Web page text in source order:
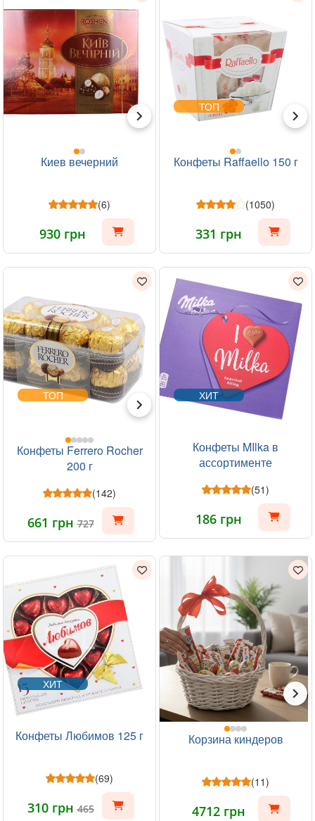
Киев вечерний
(6)
930 грн
ТОП
Конфеты Raffaello 150 г
(1050)
331 грн
ТОП
Конфеты Ferrero Rocher
200 г
(142)
661 грн727
ХИТ
Конфеты MIlka в
ассортименте
(51)
186 грн
ХИТ
Конфеты Любимов 125 г
(69)
310 грн465
Корзина киндеров
(11)
4712 грн